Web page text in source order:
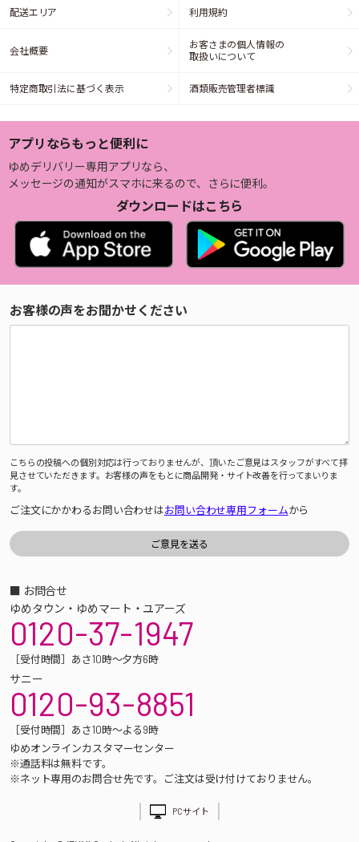
配送エリア 利用規約
会社概要
お客さまの個人情報の
取扱いについて
特定商取引法に基づく表示 酒類販売管理者標識
アプリならもっと便利に
ゆめデリバリー専用アプリなら、
メッセージの通知がスマホに来るので、さらに便利。
ダウンロードはこちら
お客様の声をお聞かせください
こちらの投稿への個別対応は行っておりませんが、頂いたご意見はスタッフがすべて拝
見させていただきます。お客様の声をもとに商品開発・サイト改善を行ってまいりま
す。
ご注文にかかわるお問い合わせはお問い合わせ専用フォームから
■ お問合せ
ゆめタウン・ゆめマート・ユアーズ
0120-37-1947
［受付時間］あさ10時～夕方6時
サニー
0120-93-8851
［受付時間］あさ10時～よる9時
ゆめオンラインカスタマーセンター
※通話料は無料です。
※ネット専用のお問合せ先です。ご注文は受け付けておりません。
PCサイト